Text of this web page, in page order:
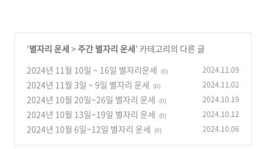
'별자리 운세 >주간 별자리 운세' 카테고리의 다른 글
2024년 11월 10일 ~ 16일 별자리운세
(0) 2024.11.09
2024년 11월 3일 ~ 9일 별자리 운세 (0) 2024.11.02
2024년 10월 20일~26일 별자리 운세 (0) 2024.10.19
2024년 10월 13일~19일 별자리 운세 (0) 2024.10.12
2024년 10월 6일~12일 별자리 운세 (0) 2024.10.06